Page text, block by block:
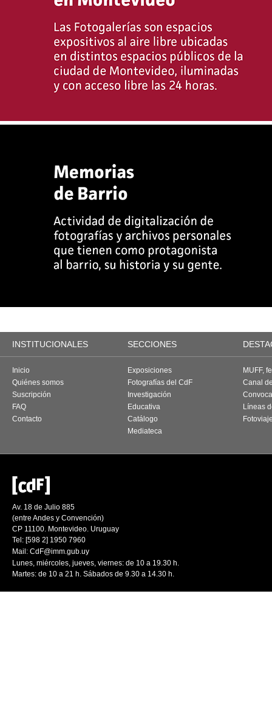
INSTITUCIONALES SECCIONES
Inicio
Quiénes somos
Suscripción
FAQ
Contacto
Exposiciones
Fotografías del CdF
Investigación
Educativa
Catálogo
Mediateca
MUFF,
Canal
Líneas
Av. 18 de Julio 885
(entre Andes y Convención)
CP 11100. Montevideo. Uruguay
Tel: [598 2] 1950 7960
Mail: CdF@imm.gub.uy
Lunes, miércoles, jueves, viernes: de 10 a 19.30 h.
Martes: de 10 a 21 h. Sábados de 9.30 a 14.30 h.